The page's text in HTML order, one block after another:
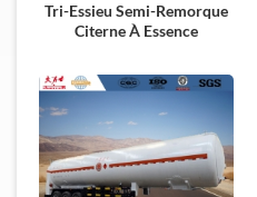
Tri-Essieu Semi-Remorque
Citerne À Essence